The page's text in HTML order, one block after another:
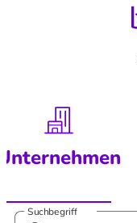
Suchbegriff